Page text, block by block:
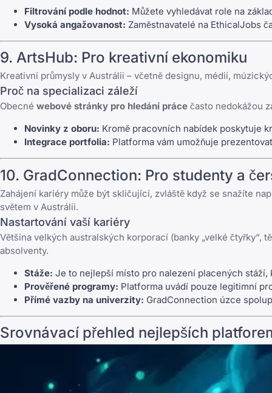
Filtrování podle hodnot: Můžete vyhledávat role na
Vysoká angažovanost: Zaměstnavatelé na EthicalJobs
9. ArtsHub: Pro kreativní ekonomiku
Kreativní průmysly v Austrálii – včetně designu, médií,
Proč na specializaci záleží
Obecné webové stránky pro hledání práce často nedokážou
Novinky z oboru: Kromě pracovních nabídek poskytuje
Integrace portfolia: Platforma vám umožňuje
10. GradConnection: Pro studenty a
Zahájení kariéry může být skličující, zvláště když se snažíte
světem v Austrálii.
Nastartování vaší kariéry
Většina velkých australských korporací (banky „velké
absolventy.
Stáže: Je to nejlepší místo pro nalezení placených stáží,
Prověřené programy: Platforma uvádí pouze legitimní
Přímé vazby na univerzity: GradConnection úzce
Srovnávací přehled nejlepších